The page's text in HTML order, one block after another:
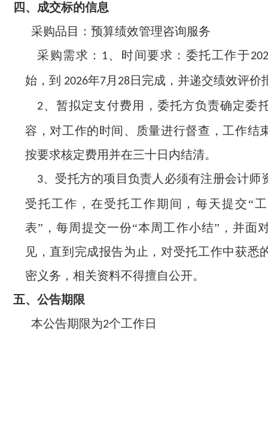
四、 成交标的信息
采购品目：预算绩效管理咨询服务
采购需求：
1、时间要求：委托工作于
始，到 2026年7 月 28 日完成，并递交绩效评价
2、暂拟定支付费用，委托方负责确定委
容，对工作的时间、质量进行督查，工作结
按要求核定费用并在三十日内结清。
3、受托方的项目负责人必须有注册会计师
受托工作，在受托工作期间，每天提交“
表”，每周提交一份“本周工作小结”，并面
见，直到完成报告为止，对受托工作中获悉
密义务，相关资料不得擅自公开。
五、 公告期限
本公告期限为2个工作日